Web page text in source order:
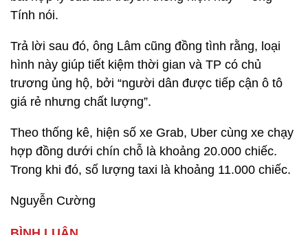
Tính nói.
Trả lời sau đó, ông Lâm cũng đồng tình rằng, loại
hình này giúp tiết kiệm thời gian và TP có chủ
trương ủng hộ, bởi “người dân được tiếp cận ô tô
giá rẻ nhưng chất lượng”.
Theo thống kê, hiện số xe Grab, Uber cùng xe chạy
hợp đồng dưới chín chỗ là khoảng 20.000 chiếc.
Trong khi đó, số lượng taxi là khoảng 11.000 chiếc.
Nguyễn Cường